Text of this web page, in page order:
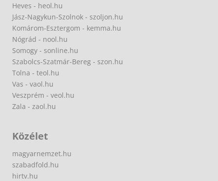
Heves - heol.hu
Jász-Nagykun-Szolnok - szoljon.hu
Komárom-Esztergom - kemma.hu
Nógrád - nool.hu
Somogy - sonline.hu
Szabolcs-Szatmár-Bereg - szon.hu
Tolna - teol.hu
Vas - vaol.hu
Veszprém - veol.hu
Zala - zaol.hu
Közélet
magyarnemzet.hu
szabadfold.hu
hirtv.hu